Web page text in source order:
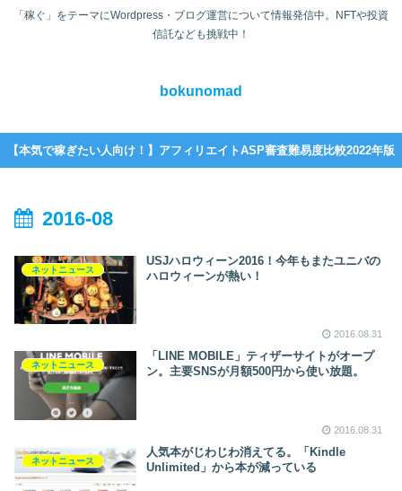
「稼ぐ」をテーマにWordpress・ブログ運営について情報発信中。NFTや投資
信託なども挑戦中！
bokunomad
【本気で稼ぎたい人向け！】アフィリエイトASP審査難易度比較2022年版
2016-08
ネットニュース
USJハロウィーン2016！今年もまたユニバの
ハロウィーンが熱い！
2016.08.31
ネットニュース
「LINE MOBILE」ティザーサイトがオープ
ン。主要SNSが月額500円から使い放題。
2016.08.31
ネットニュース
人気本がじわじわ消えてる。「Kindle
Unlimited」から本が減っている